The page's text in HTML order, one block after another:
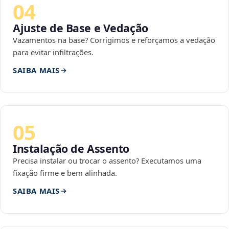
04
Ajuste de Base e Vedação
Vazamentos na base? Corrigimos e reforçamos a vedação
para evitar infiltrações.
SAIBA MAIS
05
Instalação de Assento
Precisa instalar ou trocar o assento? Executamos uma
fixação firme e bem alinhada.
SAIBA MAIS